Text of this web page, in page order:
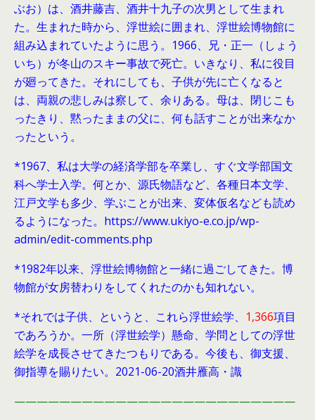
ぶお）は、酒井藤吉、酒井十九子の次男として生まれ
た。生まれた時から、浮世絵に囲まれ、浮世絵博物館に
組み込まれていたように思う。1966、兄・正一（しょう
いち）が冬山のスキー事故で死亡。いきなり、私に役目
が廻ってきた。それにしても、子供が先に亡くなると
は、両親の悲しみは察して、余りある。母は、閉じこも
ったきり、黙ったままの父に、何も話すことが出来なか
ったという。
*1967、私は大学の経済学部を卒業し、すぐ文学部国文
科へ学士入学。何とか、源氏物語など、各種日本文学、
江戸文学も多少、学ぶことが出来、変体仮名なども読め
るようになった。https://www.ukiyo-e.co.jp/wp-
admin/edit-comments.php
*1982年以来、浮世絵博物館と一緒に過ごしてきた。博
物館が女房替わりをしてくれたのかも知れない。
*それでは子供、というと、これら浮世絵学、 1,366項目
であろうか。一所（浮世絵学）懸命、学問としての浮世
絵学を成長させてきたつもりである。今後も、御支援、
御指導を賜りたい。2021-06-20酒井雁高・識
—————————————————————————